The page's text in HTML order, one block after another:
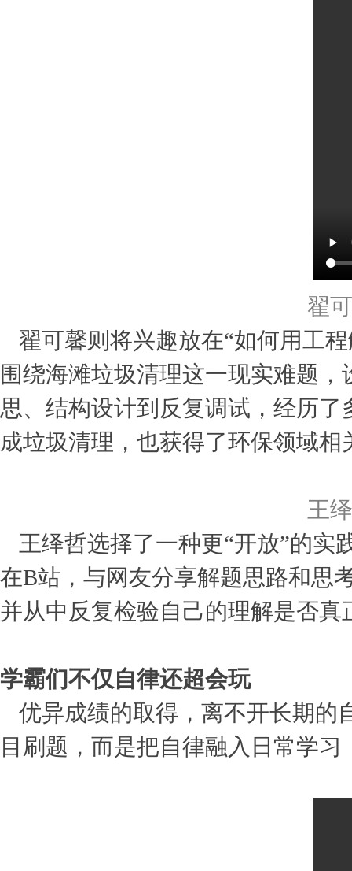
翟
翟可馨则将兴趣放在“如何用工
围绕海滩垃圾清理这一现实难题
思、结构设计到反复调试，经历
成垃圾清理，也获得了环保领域相
王
王绎哲选择了一种更“开放”的实
在B站，与网友分享解题思路和思
并从中反复检验自己的理解是否真
学霸们不仅自律还超会玩
优异成绩的取得，离不开长期的
目刷题，而是把自律融入日常学习